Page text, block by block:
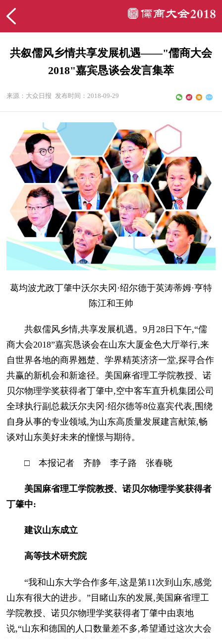
共叙儒风乡情共享发展机遇——"儒商大会
2018"嘉宾恳谈会发言集萃
来源：大众日报 发布时间：2018-09-29
葛均波尤政丁肇中沃尔夫冈·绍尔德于英涛蒂姆·亨特
陈江和王帅
共叙儒风乡情,共享发展机遇。9月28日下午,“儒
商大会2018”嘉宾恳谈会在山东大厦金色大厅举行,来
自世界各地的商界翘楚、学界精英济济一堂,探寻合作
共赢的新机会和新途径。美国麻省理工学院教授、诺
贝尔物理学奖获得者丁肇中,空中客车直升机集团公司
全球执行副总裁沃尔夫冈·绍尔德等8位嘉宾代表,围绕
自身从事的专业领域,为山东高质量发展建言献策,畅
谈对山东美好未来的憧憬与期待。
□ 本报记者 齐静 李子路 张春晓
美国麻省理工学院教授、诺贝尔物理学奖获得者
丁肇中:
建议山东成立
高等技术研究院
“我和山东大学合作多年,这是第11次到山东,感觉
山东有很大的进步。”目睹山东的发展,美国麻省理工
学院教授、诺贝尔物理学奖获得者丁肇中由衷地
说,“山东和德国的人口数量差不多,希望通过这次大会